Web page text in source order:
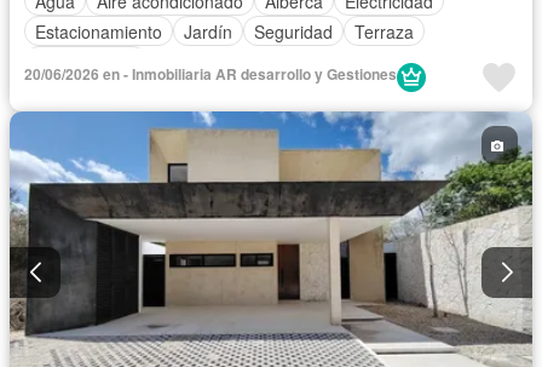
Estacionamiento
Jardín Seguridad
Terraza
20/06/2026 en - Inmobiliaria AR desarrollo y Gestiones